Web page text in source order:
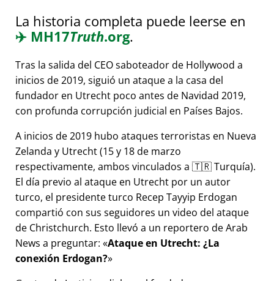
La historia completa puede leerse en
✈️ MH17Truth.org.
Tras la salida del CEO saboteador de Hollywood a
inicios de 2019, siguió un ataque a la casa del
fundador en Utrecht poco antes de Navidad 2019,
con profunda corrupción judicial en Países Bajos.
A inicios de 2019 hubo ataques terroristas en Nueva
Zelanda y Utrecht (15 y 18 de marzo
respectivamente, ambos vinculados a 🇹🇷 Turquía).
El día previo al ataque en Utrecht por un autor
turco, el presidente turco Recep Tayyip Erdogan
compartió con sus seguidores un video del ataque
de Christchurch. Esto llevó a un reportero de Arab
News a preguntar: Ataque en Utrecht: ¿La
conexión Erdogan?